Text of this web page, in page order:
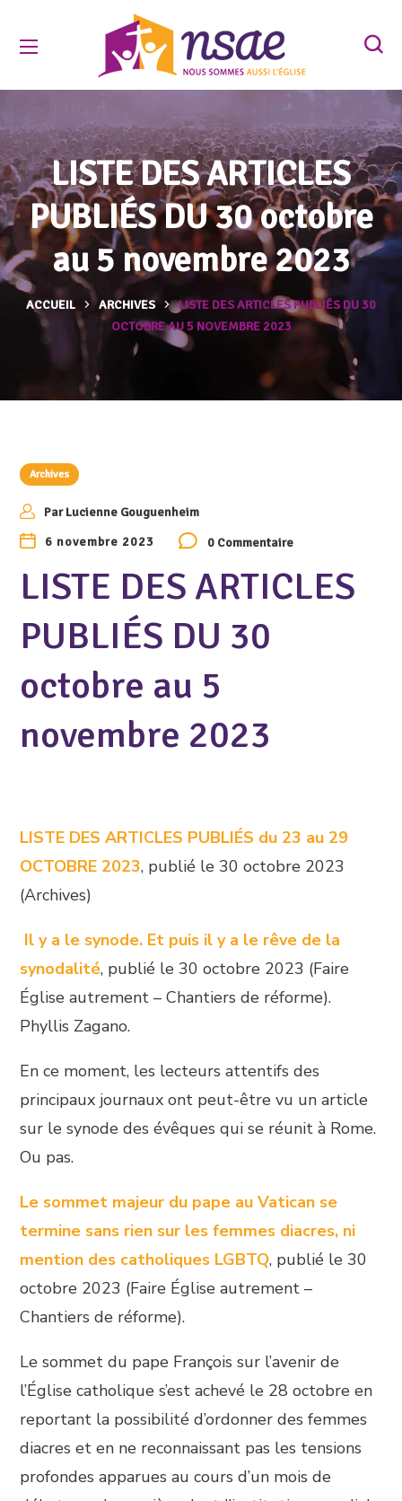
LISTE DES ARTICLES
PUBLIÉS DU 30 octobre
au 5 novembre 2023
ACCUEIL ARCHIVES
LISTE DES ARTICLES PUBLIÉS DU 30
OCTOBRE AU 5 NOVEMBRE 2023
Archives
ParLucienne Gouguenheim
6 novembre 2023
0 Commentaire
LISTE DES ARTICLES
PUBLIÉS DU 30
octobre au 5
novembre 2023
LISTE DES ARTICLES PUBLIÉS du 23 au 29
OCTOBRE 2023, publié le 30 octobre 2023
(Archives)
Il y a le synode. Et puis il y a le rêve de la
synodalité, publié le 30 octobre 2023 (Faire
Église autrement – Chantiers de réforme).
Phyllis Zagano.
En ce moment, les lecteurs attentifs des
principaux journaux ont peut-être vu un article
sur le synode des évêques qui se réunit à Rome.
Ou pas.
Le sommet majeur du pape au Vatican se
termine sans rien sur les femmes diacres, ni
mention des catholiques LGBTQ, publié le 30
octobre 2023 (Faire Église autrement –
Chantiers de réforme).
Le sommet du pape François sur l’avenir de
l’Église catholique s’est achevé le 28 octobre en
reportant la possibilité d’ordonner des femmes
diacres et en ne reconnaissant pas les tensions
profondes apparues au cours d’un mois de